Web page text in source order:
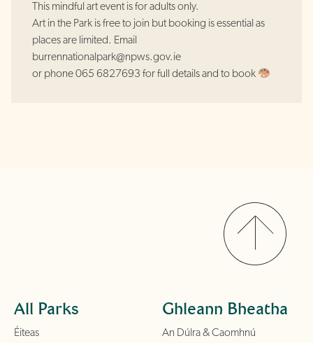
This mindful art event is for adults only.
Art in the Park is free to join but booking is essential as
places are limited. Email
burrennationalpark@npws.gov.ie
or phone 065 6827693 for full details and to book
All Parks
Éiteas
Ghleann Bheatha
An Dúlra & Caomhnú